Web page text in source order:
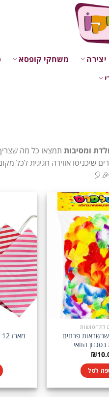
יצירה משחקי קופסא
ומסיבות תמצאו כל מה
שיכניסו אווירה חגיגית
לתחפושות
10 יח' שרשראות פרחים
הוואי
₪
לסל